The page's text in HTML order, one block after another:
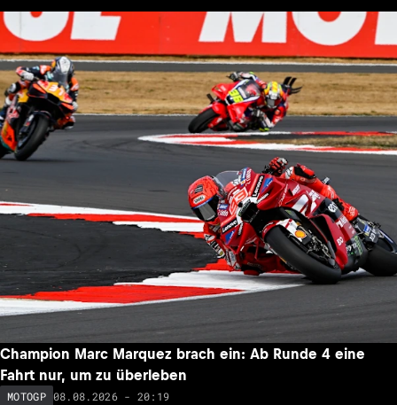
Champion Marc Marquez brach ein: Ab Runde 4 eine
Fahrt nur, um zu überleben
MOTOGP 08.08.2026 - 20:19